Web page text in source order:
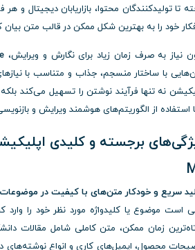
تا تولیدکنندگان محتوا، بازاریابان دیجیتال و
خود را به بهترین شکل ممکن در قالب متن بیان
نیاز به صرف زمان زیاد برای نگارش و ویرایش،
با ساختار منسجم، جذاب و متناسب با
نه تنها فرآیند نوشتن را تسهیل می‌کند
استفاده از الگوریتم‌های هوشمند ویرایش و
سریع و خودکار متن‌های با کیفیت در
زمان ممکن، متن کاملی شامل مقالات
محصول، ایمیل‌های کاری و انواع نوشته‌های